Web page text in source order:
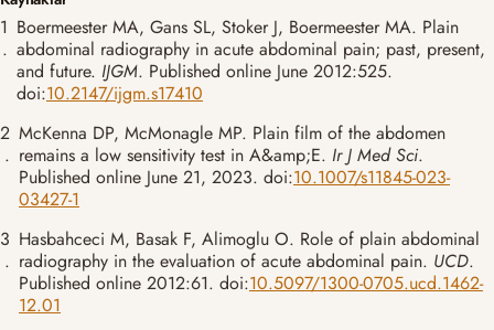
1
.
Boermeester MA, Gans SL, Stoker J, Boermeester MA. Plain
abdominal radiography in acute abdominal pain; past, present,
and future. IJGM. Published online June 2012:525.
doi:10.2147/ijgm.s17410
2
.
McKenna DP, McMonagle MP. Plain film of the abdomen
remains a low sensitivity test in A&amp;E. Ir J Med Sci.
Published online June 21, 2023. doi:10.1007/s11845-023-
03427-1
3
.
Hasbahceci M, Basak F, Alimoglu O. Role of plain abdominal
radiography in the evaluation of acute abdominal pain. UCD.
Published online 2012:61. doi:10.5097/1300-0705.ucd.1462-
12.01